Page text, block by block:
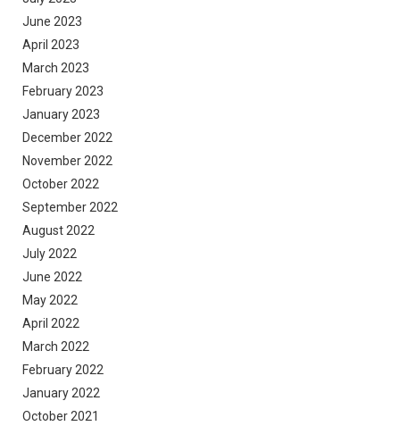
June 2023
April 2023
March 2023
February 2023
January 2023
December 2022
November 2022
October 2022
September 2022
August 2022
July 2022
June 2022
May 2022
April 2022
March 2022
February 2022
January 2022
October 2021